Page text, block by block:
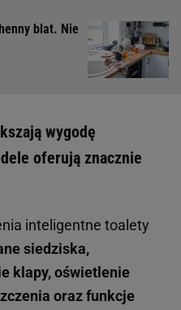
blat. Nie
wygodę
oferują znacznie
inteligentne toalety
siedziska,
klapy, oświetlenie
oraz funkcje